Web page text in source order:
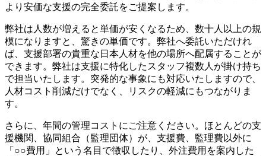
より安価な支援の完全委託をご提案します。
弊社は人数が増えると単価が安くなるため、数十人以上の規
模になりますと、驚きの単価です。弊社へ委託いただけれ
ば、支援部署の貴重な日本人材を他の場所へ配属することが
できます。弊社は支援に特化したスタッフ複数人が掛け持ち
で担当いたします。突発的な事象にも対応いたしますので、
人材コスト削減だけでなく、リスクの軽減にもつながりま
す。
さらに、年間の管理コストにご注意ください。ほとんどの支
援機関、協同組合（監理団体）が、支援費、監理費以外に
「○○費用」という名目で徴収したり、外注費用を案内した